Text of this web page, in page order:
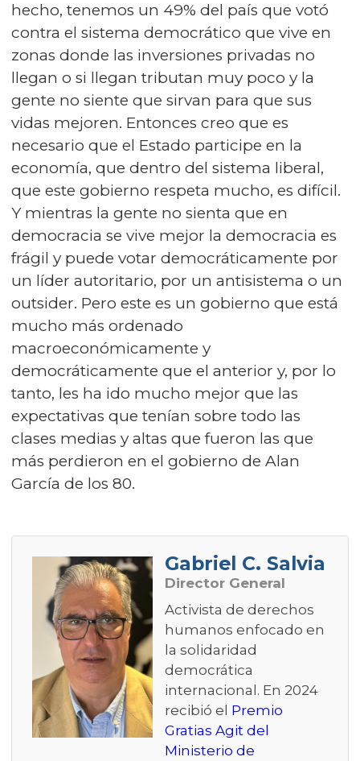
hecho, tenemos un 49% del país que votó
contra el sistema democrático que vive en
zonas donde las inversiones privadas no
llegan o si llegan tributan muy poco y la
gente no siente que sirvan para que sus
vidas mejoren. Entonces creo que es
necesario que el Estado participe en la
economía, que dentro del sistema liberal,
que este gobierno respeta mucho, es difícil.
Y mientras la gente no sienta que en
democracia se vive mejor la democracia es
frágil y puede votar democráticamente por
un líder autoritario, por un antisistema o un
outsider. Pero este es un gobierno que está
mucho más ordenado
macroeconómicamente y
democráticamente que el anterior y, por lo
tanto, les ha ido mucho mejor que las
expectativas que tenían sobre todo las
clases medias y altas que fueron las que
más perdieron en el gobierno de Alan
García de los 80.
Gabriel C. Salvia
Director General
Activista de derechos
humanos enfocado en
la solidaridad
democrática
internacional. En 2024
recibió el Premio
Gratias Agit del
Ministerio de